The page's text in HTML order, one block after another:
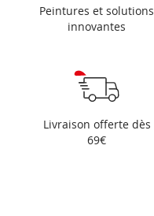
Peintures et solutions
innovantes
Livraison offerte dès
69€